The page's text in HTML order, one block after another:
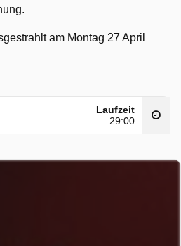
am Montag 27 April
Laufzeit
29:00